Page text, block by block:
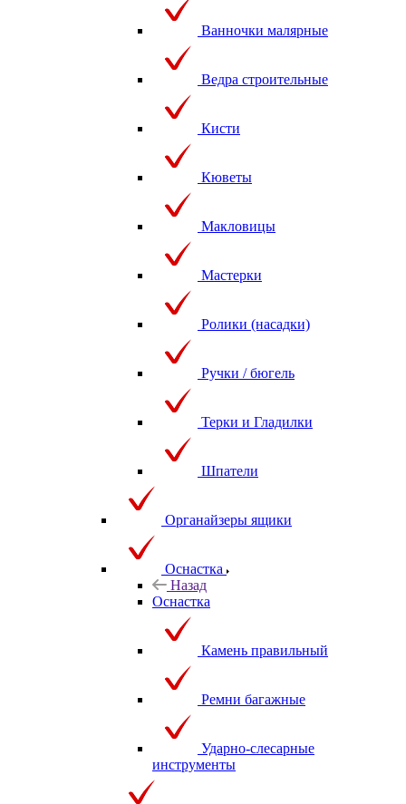
Ванночки малярные
Ведра строительные
Кисти
Кюветы
Макловицы
Мастерки
Ролики (насадки)
Ручки / бюгель
Терки и Гладилки
Шпатели
Органайзеры ящики
Оснастка
Назад
Оснастка
Камень правильный
Ремни багажные
Ударно-слесарные
инструменты